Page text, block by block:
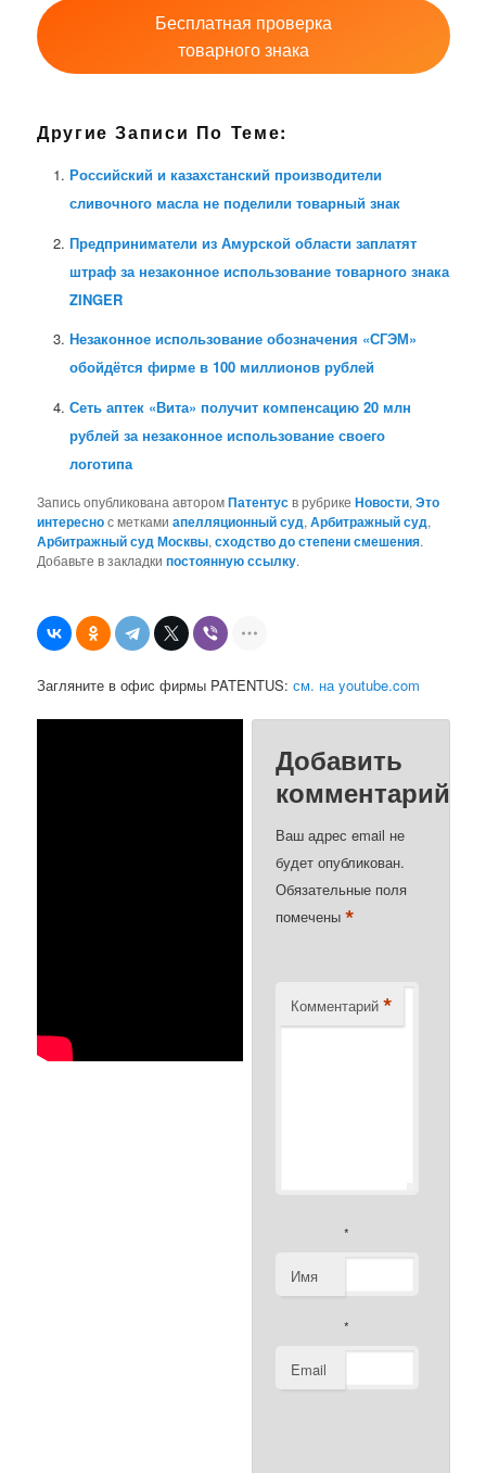
Бесплатная проверка
товарного знака
Другие Записи По Теме:
Российский и казахстанский производители
сливочного масла не поделили товарный знак
Предприниматели из Амурской области заплатят
штраф за незаконное использование товарного знака
ZINGER
Незаконное использование обозначения «СГЭМ»
обойдётся фирме в 100 миллионов рублей
Сеть аптек «Вита» получит компенсацию 20 млн
рублей за незаконное использование своего
логотипа
Запись опубликована авторомПатентусв рубрикеНовости,Это
интереснос меткамиапелляционный суд,Арбитражный суд,
Арбитражный суд Москвы,сходство до степени смешения.
Добавьте в закладкипостоянную ссылку.
Загляните в офис фирмы PATENTUS:см. на youtube.com
Добавить
комментарий
Ваш адрес email не
будет опубликован.
Обязательные поля
помечены*
Комментарий *
Имя
*
Email
*